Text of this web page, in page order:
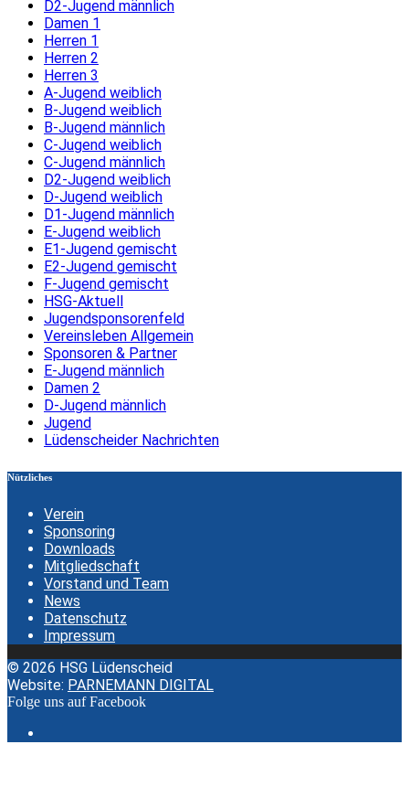
D2-Jugend männlich
Damen 1
Herren 1
Herren 2
Herren 3
A-Jugend weiblich
B-Jugend weiblich
B-Jugend männlich
C-Jugend weiblich
C-Jugend männlich
D2-Jugend weiblich
D-Jugend weiblich
D1-Jugend männlich
E-Jugend weiblich
E1-Jugend gemischt
E2-Jugend gemischt
F-Jugend gemischt
HSG-Aktuell
Jugendsponsorenfeld
Vereinsleben Allgemein
Sponsoren & Partner
E-Jugend männlich
Damen 2
D-Jugend männlich
Jugend
Lüdenscheider Nachrichten
Nützliches
Verein
Sponsoring
Downloads
Mitgliedschaft
Vorstand und Team
News
Datenschutz
Impressum
© 2026 HSG Lüdenscheid
Website: PARNEMANN DIGITAL
Folge uns auf Facebook